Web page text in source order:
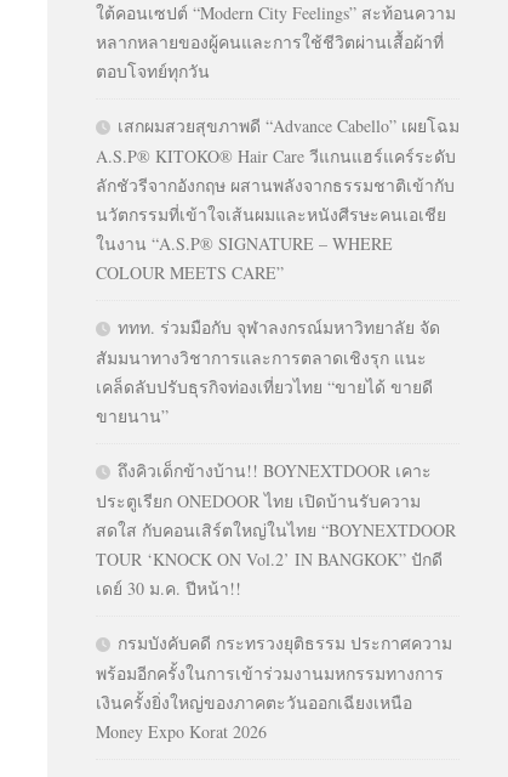
ใต้คอนเซปต์ “Modern City Feelings” สะท้อนความ
หลากหลายของผู้คนและการใช้ชีวิตผ่านเสื้อผ้าที่
ตอบโจทย์ทุกวัน
เสกผมสวยสุขภาพดี “Advance Cabello” เผยโฉม
A.S.P® KITOKO® Hair Care วีแกนแฮร์แคร์ระดับ
ลักชัวรีจากอังกฤษ ผสานพลังจากธรรมชาติเข้ากับ
นวัตกรรมที่เข้าใจเส้นผมและหนังศีรษะคนเอเชีย
ในงาน “A.S.P® SIGNATURE – WHERE
COLOUR MEETS CARE”
ททท. ร่วมมือกับ จุฬาลงกรณ์มหาวิทยาลัย จัด
สัมมนาทางวิชาการและการตลาดเชิงรุก แนะ
เคล็ดลับปรับธุรกิจท่องเที่ยวไทย “ขายได้ ขายดี
ขายนาน”
ถึงคิวเด็กข้างบ้าน!! BOYNEXTDOOR เคาะ
ประตูเรียก ONEDOOR ไทย เปิดบ้านรับความ
สดใส กับคอนเสิร์ตใหญ่ในไทย “BOYNEXTDOOR
TOUR ‘KNOCK ON Vol.2’ IN BANGKOK” ปักดี
เดย์ 30 ม.ค. ปีหน้า!!
กรมบังคับคดี กระทรวงยุติธรรม ประกาศความ
พร้อมอีกครั้งในการเข้าร่วมงานมหกรรมทางการ
เงินครั้งยิ่งใหญ่ของภาคตะวันออกเฉียงเหนือ
Money Expo Korat 2026